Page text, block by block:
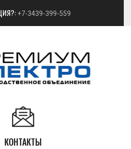
+7-3439-399-559
КОНТАКТЫ